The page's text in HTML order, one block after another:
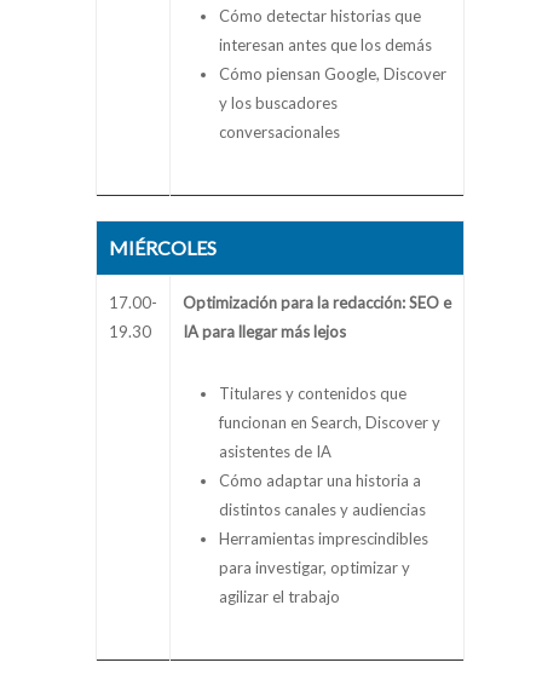
Cómo detectar historias que
interesan antes que los demás
Cómo piensan Google, Discover
y los buscadores
conversacionales
MIÉRCOLES
17.00-
19.30
Optimización para la redacción: SEO e
IA para llegar más lejos
Titulares y contenidos que
funcionan en Search, Discover y
asistentes de IA
Cómo adaptar una historia a
distintos canales y audiencias
Herramientas imprescindibles
para investigar, optimizar y
agilizar el trabajo